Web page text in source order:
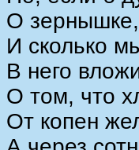
О
И сколько
В него
О том, что
От копен